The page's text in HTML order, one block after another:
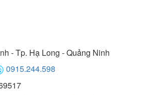
- Tp. Hạ Long - Quảng Ninh
0915.244.598